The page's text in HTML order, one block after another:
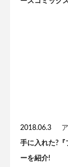
2018.06.3
手に入れた?
ーを紹介!